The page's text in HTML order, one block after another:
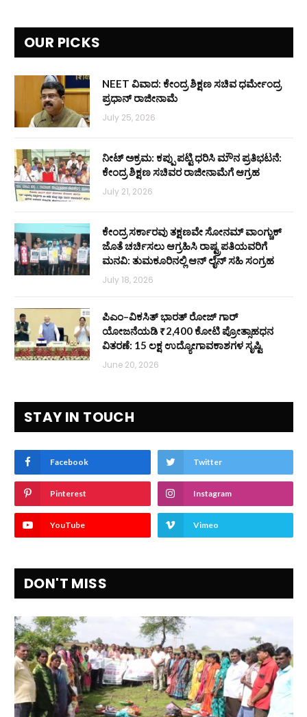
OUR PICKS
NEET ವಿವಾದ: ಕೇಂದ್ರ ಶಿಕ್ಷಣ ಸಚಿವ ಧರ್ಮೇಂದ್ರ
ಪ್ರಧಾನ್ ರಾಜೀನಾಮೆ
July 25, 2026
ನೀಟ್ ಅಕ್ರಮ: ಕಪ್ಪು ಪಟ್ಟಿ ಧರಿಸಿ ಮೌನ ಪ್ರತಿಭಟನೆ:
ಕೇಂದ್ರ ಶಿಕ್ಷಣ ಸಚಿವರ ರಾಜೀನಾಮೆಗೆ ಆಗ್ರಹ
July 21, 2026
ಕೇಂದ್ರ ಸರ್ಕಾರವು ತಕ್ಷಣವೇ ಸೋನಮ್ ವಾಂಗ್ಚುಕ್
ಜೊತೆ ಚರ್ಚಿಸಲು ಆಗ್ರಹಿಸಿ ರಾಷ್ಟ್ರಪತಿಯವರಿಗೆ
ಮನವಿ: ತುಮಕೂರಿನಲ್ಲಿ ಆನ್‌ ಲೈನ್ ಸಹಿ ಸಂಗ್ರಹ
July 18, 2026
ಪಿಎಂ–ವಿಕಸಿತ್ ಭಾರತ್ ರೋಜ್‌ ಗಾರ್
ಯೋಜನೆಯಡಿ ₹2,400 ಕೋಟಿ ಪ್ರೋತ್ಸಾಹಧನ
ವಿತರಣೆ: 15 ಲಕ್ಷ ಉದ್ಯೋಗಾವಕಾಶಗಳ ಸೃಷ್ಟಿ
June 20, 2026
STAY IN TOUCH
Facebook Twitter
Pinterest Instagram
YouTube Vimeo
DON'T MISS